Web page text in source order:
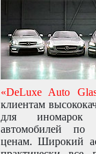
«DeLuxe Auto
клиентам
для иномарок
автомобилей
ценам. Широкий